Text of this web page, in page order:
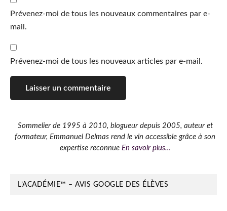
Prévenez-moi de tous les nouveaux commentaires par e-
mail.
Prévenez-moi de tous les nouveaux articles par e-mail.
Barre
latérale
Sommelier de 1995 à 2010, blogueur depuis 2005, auteur et
formateur, Emmanuel Delmas rend le vin accessible grâce à son
expertise reconnue En savoir plus…
L’ACADÉMIE™ – AVIS GOOGLE DES ÉLÈVES